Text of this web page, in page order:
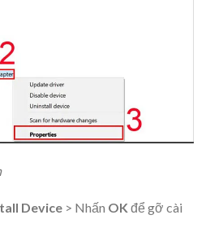
Device > Nhấn OK để gỡ cài